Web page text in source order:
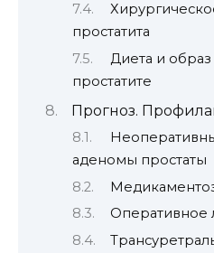
простатита
Диета и
простатите
Прогноз.
аденомы простаты
Оперативное